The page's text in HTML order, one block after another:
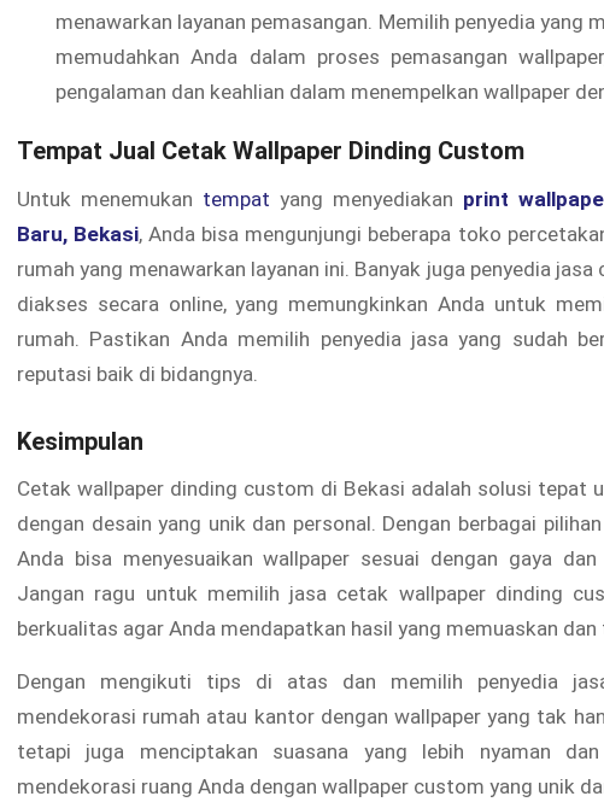
menawarkan layanan pemasangan. Memilih penyedia yang
memudahkan Anda dalam proses pemasangan
pengalaman dan keahlian dalam menempelkan wallpaper
Tempat Jual Cetak Wallpaper Dinding Custom
Untuk menemukan tempat yang menyediakan print
Baru, Bekasi, Anda bisa mengunjungi beberapa toko
rumah yang menawarkan layanan ini. Banyak juga penyedia
diakses secara online, yang memungkinkan Anda untuk
rumah. Pastikan Anda memilih penyedia jasa yang sudah
reputasi baik di bidangnya.
Kesimpulan
Cetak wallpaper dinding custom di Bekasi adalah solusi tepat
dengan desain yang unik dan personal. Dengan berbagai
Anda bisa menyesuaikan wallpaper sesuai dengan gaya
Jangan ragu untuk memilih jasa cetak wallpaper dinding
berkualitas agar Anda mendapatkan hasil yang memuaskan dan
Dengan mengikuti tips di atas dan memilih penyedia
mendekorasi rumah atau kantor dengan wallpaper yang tak
tetapi juga menciptakan suasana yang lebih nyaman dan
mendekorasi ruang Anda dengan wallpaper custom yang unik